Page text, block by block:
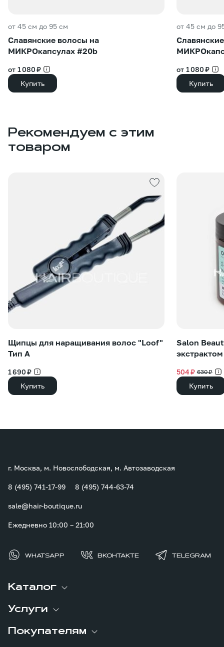
от 45 см до 95 см
Славянские волосы на
МИКРОкапсулах #20b
от 1 080 ₽
Купить
от 45 см до
от 1 080 ₽
Купить
Рекомендуем с этим
товаром
Щипцы для наращивания волос "Loof"
Тип А
1 690 ₽
Купить
Salon
504 ₽ 630 ₽
Купить
Каталог
Услуги
Покупателям
г. Москва, м. Новослободская, м. Автозаводская
8 (495) 741-17-99 8 (495) 744-63-74
sale@hair-boutique.ru
Ежедневно 10:00 – 21:00
WHATSAPP ВКОНТАКТЕ TELEGRAM